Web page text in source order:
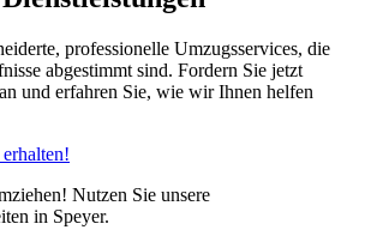
professionelle Umzugsservices, die
abgestimmt sind. Fordern Sie jetzt
und erfahren Sie, wie wir Ihnen helfen
Nutzen Sie unsere
in Speyer.